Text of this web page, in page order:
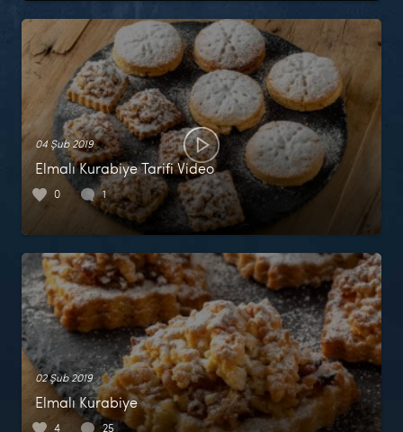
04 Şub 2019
Elmalı Kurabiye Tarifi Video
0 1
02 Şub 2019
Elmalı Kurabiye
4 25